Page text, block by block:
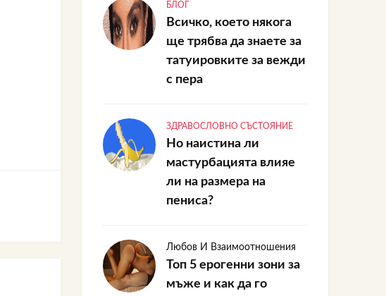
БЛОГ
Всичко, което някога
ще трябва да знаете за
татуировките за вежди
с пера
ЗДРАВОСЛОВНО СЪСТОЯНИЕ
Но наистина ли
мастурбацията влияе
ли на размера на
пениса?
Любов И Взаимоотношения
Топ 5 ерогенни зони за
мъже и как да го